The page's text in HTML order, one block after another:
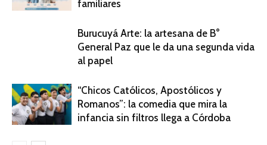
familiares
Burucuyá Arte: la artesana de B°
General Paz que le da una segunda vida
al papel
“Chicos Católicos, Apostólicos y
Romanos”: la comedia que mira la
infancia sin filtros llega a Córdoba